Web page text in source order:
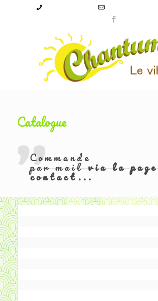
Catalogue
Commande
par mailvia la page
contact...